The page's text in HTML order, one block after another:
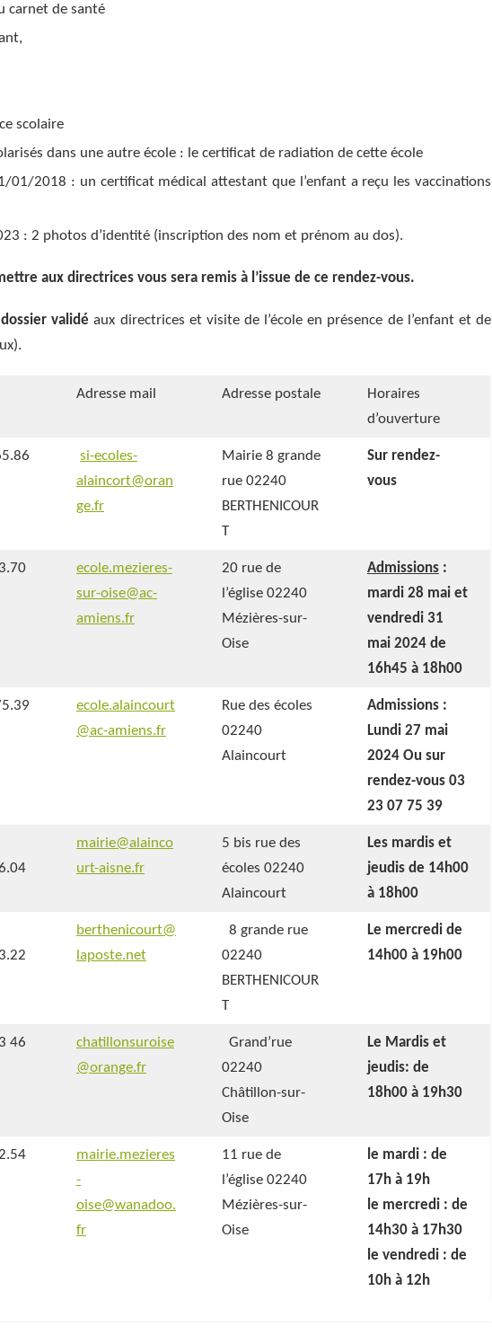
carnet de santé
scolaire
dans une autre école : le certificat de radiation de cette école
01/2018 : un certificat médical attestant que l’enfant a reçu les vaccinations
: 2 photos d’identité (inscription des nom et prénom au dos).
aux directrices vous sera remis à l’issue de ce rendez-vous.
dossier validé aux directrices et visite de l’école en présence de l’enfant et de
Adresse mail Adresse postale
Horaires
d’ouverture
si-ecoles-
alaincort@oran
ge.fr
Mairie 8 grande
rue 02240
BERTHENICOUR
T
Sur rendez-
vous
ecole.mezieres-
sur-oise@ac-
amiens.fr
20 rue de
l’église 02240
Mézières-sur-
Oise
Admissions :
mardi 28 mai et
vendredi 31
mai 2024 de
16h45 à 18h00
ecole.alaincourt
@ac-amiens.fr
Rue des écoles
02240
Alaincourt
Admissions :
Lundi 27 mai
2024 Ou sur
rendez-vous 03
23 07 75 39
mairie@alainco
urt-aisne.fr
5 bis rue des
écoles 02240
Alaincourt
Les mardis et
jeudis de 14h00
à 18h00
berthenicourt@
laposte.net
8 grande rue
02240
BERTHENICOUR
T
Le mercredi de
14h00 à 19h00
46
chatillonsuroise
@orange.fr
Grand’rue
02240
Châtillon-sur-
Oise
Le Mardis et
jeudis: de
18h00 à 19h30
mairie.mezieres
-
oise@wanadoo.
fr
11 rue de
l’église 02240
Mézières-sur-
Oise
le mardi : de
17h à 19h
le mercredi : de
14h30 à 17h30
le vendredi : de
10h à 12h